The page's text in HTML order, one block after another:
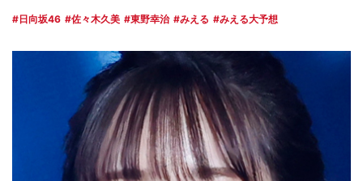
日向坂46 佐々木久美 東野幸治 みえる みえる大予想